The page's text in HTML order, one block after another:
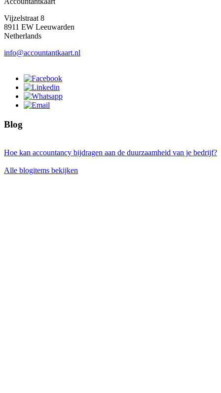
Vijzelstraat 8
8911 EW Leeuwarden
Netherlands
info@accountantkaart.nl
Blog
Hoe kan accountancy bijdragen aan de duurzaamheid van je bedrijf?
Alle blogitems bekijken